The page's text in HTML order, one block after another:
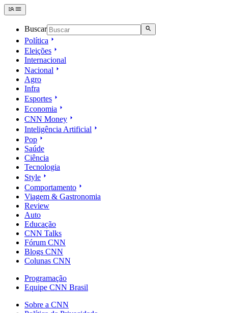
Buscar
Política
Eleições
Internacional
Nacional
Agro
Infra
Esportes
Economia
CNN Money
Inteligência Artificial
Pop
Saúde
Ciência
Tecnologia
Style
Comportamento
Viagem & Gastronomia
Review
Auto
Educação
CNN Talks
Fórum CNN
Blogs CNN
Colunas CNN
Programação
Equipe CNN Brasil
Sobre a CNN